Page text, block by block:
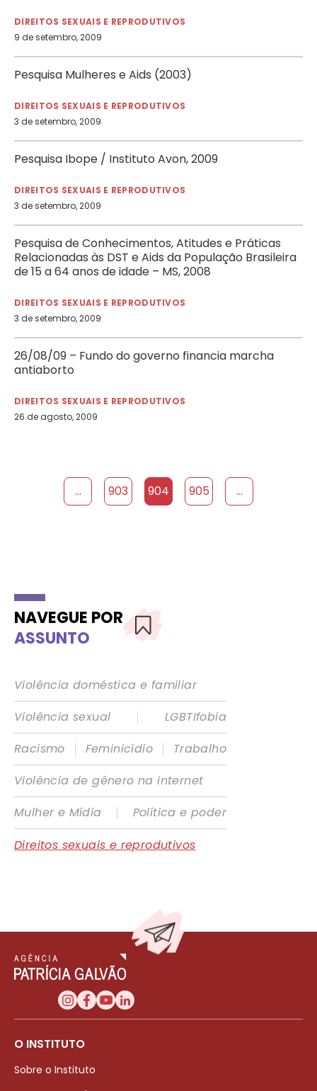
DIREITOS SEXUAIS E REPRODUTIVOS
9 de setembro, 2009
Pesquisa Mulheres e Aids (2003)
DIREITOS SEXUAIS E REPRODUTIVOS
3 de setembro, 2009
Pesquisa Ibope / Instituto Avon, 2009
DIREITOS SEXUAIS E REPRODUTIVOS
3 de setembro, 2009
Pesquisa de Conhecimentos, Atitudes e Práticas
Relacionadas às DST e Aids da População Brasileira
de 15 a 64 anos de idade – MS, 2008
DIREITOS SEXUAIS E REPRODUTIVOS
3 de setembro, 2009
26/08/09 – Fundo do governo financia marcha
antiaborto
DIREITOS SEXUAIS E REPRODUTIVOS
26 de agosto, 2009
... 903 904 905 ...
NAVEGUE POR
ASSUNTO
Violência doméstica e familiar
Violência sexual
|
LGBTIfobia
Racismo
| Feminicídio |
Trabalho
Violência de gênero na internet
Mulher e Mídia
|
Política e poder
Direitos sexuais e reprodutivos
O INSTITUTO
Sobre o Instituto